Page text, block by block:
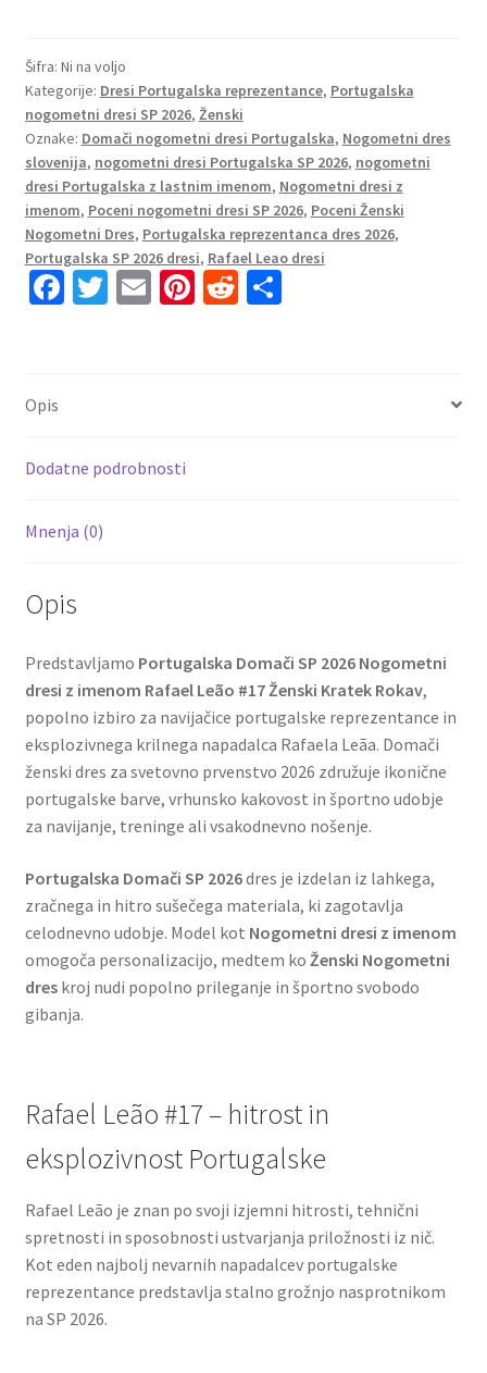
Nogometni
dresi
z
imenom
Rafael
Leao
#17
Ženski
količina
Šifra: Ni na voljo
Kategorije: Dresi Portugalska reprezentance, Portugalska
nogometni dresi SP 2026, Ženski
Oznake: Domači nogometni dresi Portugalska, Nogometni dres
slovenija, nogometni dresi Portugalska SP 2026, nogometni
dresi Portugalska z lastnim imenom, Nogometni dresi z
imenom, Poceni nogometni dresi SP 2026, Poceni Ženski
Nogometni Dres, Portugalska reprezentanca dres 2026,
Portugalska SP 2026 dresi, Rafael Leao dresi
Fa
k
T E Pi R S
Opis
Dodatne podrobnosti
Mnenja (0)
Opis
Predstavljamo Portugalska Domači SP 2026 Nogometni
dresi z imenom Rafael Leão #17 Ženski Kratek Rokav,
popolno izbiro za navijačice portugalske reprezentance in
eksplozivnega krilnega napadalca Rafaela Leãa. Domači
ženski dres za svetovno prvenstvo 2026 združuje ikonične
portugalske barve, vrhunsko kakovost in športno udobje
za navijanje, treninge ali vsakodnevno nošenje.
Portugalska Domači SP 2026dres je izdelan iz lahkega,
zračnega in hitro sušečega materiala, ki zagotavlja
celodnevno udobje. Model kot Nogometni dresi z imenom
omogoča personalizacijo, medtem ko Ženski Nogometni
dreskroj nudi popolno prileganje in športno svobodo
gibanja.
Rafael Leão #17 – hitrost in
eksplozivnost Portugalske
Rafael Leão je znan po svoji izjemni hitrosti, tehnični
spretnosti in sposobnosti ustvarjanja priložnosti iz nič.
Kot eden najbolj nevarnih napadalcev portugalske
reprezentance predstavlja stalno grožnjo nasprotnikom
na SP 2026.